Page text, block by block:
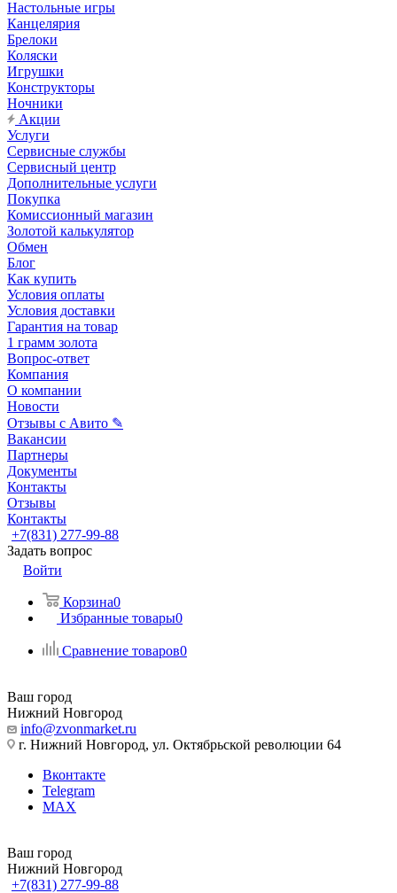
Настольные игры
Канцелярия
Брелоки
Коляски
Игрушки
Конструкторы
Ночники
Акции
Услуги
Сервисные службы
Сервисный центр
Дополнительные услуги
Покупка
Комиссионный магазин
Золотой калькулятор
Обмен
Блог
Как купить
Условия оплаты
Условия доставки
Гарантия на товар
1 грамм золота
Вопрос-ответ
Компания
О компании
Новости
Отзывы с Авито ✎
Вакансии
Партнеры
Документы
Контакты
Отзывы
Контакты
+7(831) 277-99-88
Задать вопрос
Войти
Корзина0
Избранные товары0
Сравнение товаров0
Ваш город
Нижний Новгород
info@zvonmarket.ru
г. Нижний Новгород, ул. Октябрьской революции 64
Вконтакте
Telegram
MAX
Ваш город
Нижний Новгород
+7(831) 277-99-88